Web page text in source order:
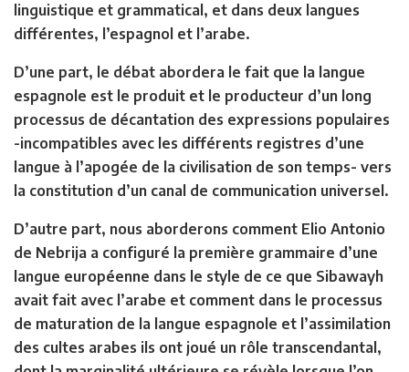
linguistique et grammatical, et dans deux langues
différentes, l’espagnol et l’arabe.
D’une part, le débat abordera le fait que la langue
espagnole est le produit et le producteur d’un long
processus de décantation des expressions populaires
-incompatibles avec les différents registres d’une
langue à l’apogée de la civilisation de son temps- vers
la constitution d’un canal de communication universel.
D’autre part, nous aborderons comment Elio Antonio
de Nebrija a configuré la première grammaire d’une
langue européenne dans le style de ce que Sibawayh
avait fait avec l’arabe et comment dans le processus
de maturation de la langue espagnole et l’assimilation
des cultes arabes ils ont joué un rôle transcendantal,